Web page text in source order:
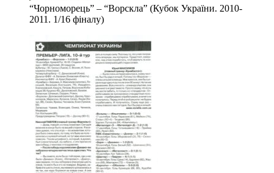
“Чорноморець” – “Ворскла” (Кубок України. 2010-
2011. 1/16 фіналу)